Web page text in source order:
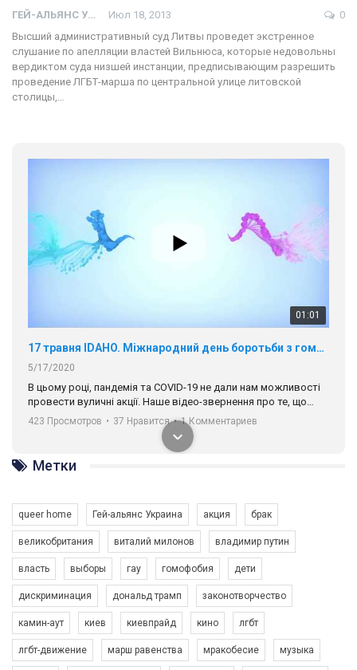
ГЕЙ-АЛЬЯНС УКРАИНА Июл 18, 2013
0
Высший административный суд Литвы проведет экстренное
слушание по апелляции властей Вильнюса, которые недовольны
вердиктом суда низшей инстанции, предписывающим разрешить
проведение ЛГБТ-марша по центральной улице литовской
столицы,…
01:01
17 травня IDAHO. Міжнародний день боротьби з гомофобією трансфобією і біфобія.
5/17/2020
В цьому році, пандемія та COVІD-19 не дали нам можливості
провести вуличні акції. Наше відео-звернення про те, що
навіть коли ми у різних містах та не можемо зустрінеться, ми
разом. Ми закликаємо всіх хто поділяє цінності рівності та
солідарності, приєднатися до нас. Регіональні підрозділи
ГАУ є в 16 областях України.
Разом наш голос лунає гучніше!
423 Просмотров • 37 Нравится • 1 Комментариев
Зупинимо насильство проти ЛГБТ в Україні! Stop violence against LGBT in Ukraine!
Метки
queer home Гей-альянс Украина акция брак
великобритания виталий милонов владимир путин
власть выборы гау гомофобия дети
дискриминация дональд трамп законотворчество
камин-аут киев киевпрайд кино лгбт
лгбт-движение марш равенства мракобесие музыка